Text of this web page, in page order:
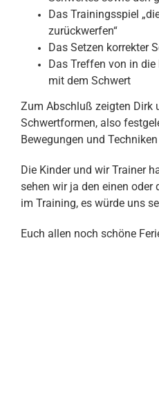
Das Trainingsspiel
zurückwerfen“
Das Setzen korrekter
Das Treffen von in
mit dem Schwert
Zum Abschluß zeigten Dirk
Schwertformen, also
Bewegungen und
Die Kinder und wir Trainer
sehen wir ja den einen oder
im Training, es würde uns
Euch allen noch schöne